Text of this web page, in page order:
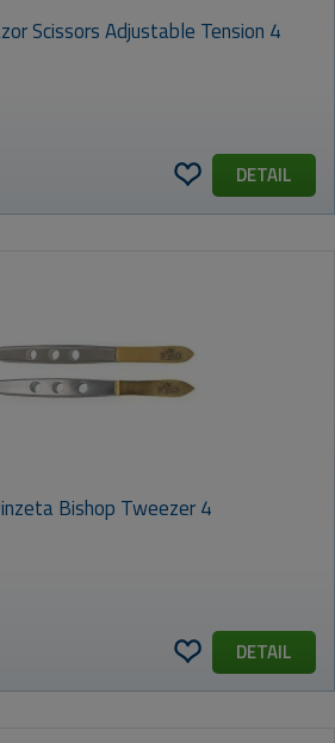
Scissors Adjustable Tension 4
DETAIL
Bishop Tweezer 4
DETAIL